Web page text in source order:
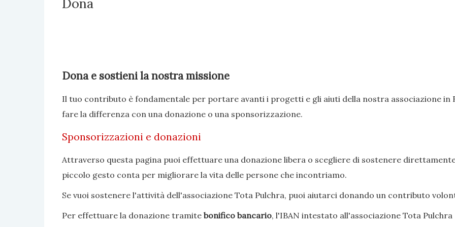
Dona e sostieni la nostra missione
Il tuo contributo è fondamentale per portare avanti i progetti e gli aiuti della nostra associazione in
fare la differenza con una donazione o una sponsorizzazione.
Sponsorizzazioni e donazioni
Attraverso questa pagina puoi effettuare una donazione libera o scegliere di sostenere
piccolo gesto conta per migliorare la vita delle persone che incontriamo.
Se vuoi sostenere l'attività dell'associazione Tota Pulchra, puoi aiutarci donando un contributo
Per effettuare la donazione tramite bonifico bancario, l'IBAN intestato all'associazione Tota